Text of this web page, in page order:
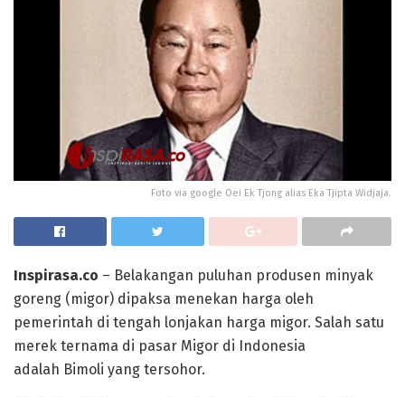
Foto via google Oei Ek Tjong alias Eka Tjipta Widjaja.
Inspirasa.co – Belakangan puluhan produsen minyak
goreng (migor) dipaksa menekan harga oleh
pemerintah di tengah lonjakan harga migor. Salah satu
merek ternama di pasar Migor di Indonesia
adalah Bimoli yang tersohor.